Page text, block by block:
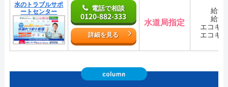
水のトラブルサポ
ートセンター
電話で相談
0120-882-333
詳細を見る
水道局指定
給湯
給湯
エコキ
エコキ